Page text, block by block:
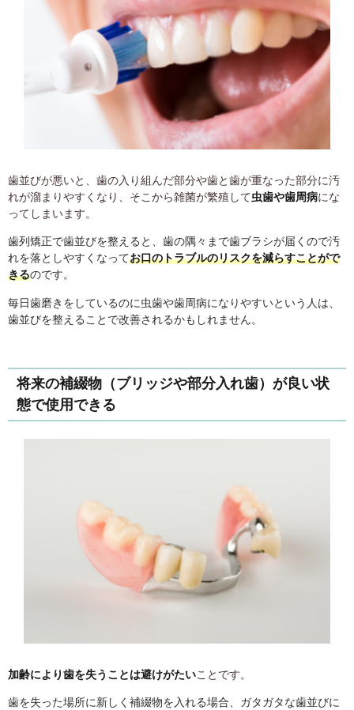
歯並びが悪いと、歯の入り組んだ部分や歯と歯が重なった部分に汚
れが溜まりやすくなり、そこから雑菌が繁殖して虫歯や歯周病にな
ってしまいます。
歯列矯正で歯並びを整えると、歯の隅々まで歯ブラシが届くので汚
れを落としやすくなってお口のトラブルのリスクを減らすことがで
きるのです。
毎日歯磨きをしているのに虫歯や歯周病になりやすいという人は、
歯並びを整えることで改善されるかもしれません。
将来の補綴物（ブリッジや部分入れ歯）が良い状
態で使用できる
加齢により歯を失うことは避けがたいことです。
歯を失った場所に新しく補綴物を入れる場合、ガタガタな歯並びに